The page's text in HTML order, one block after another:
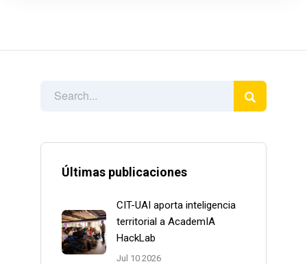
Últimas publicaciones
CIT-UAI aporta inteligencia
territorial a AcademIA
HackLab
Jul 10 2026